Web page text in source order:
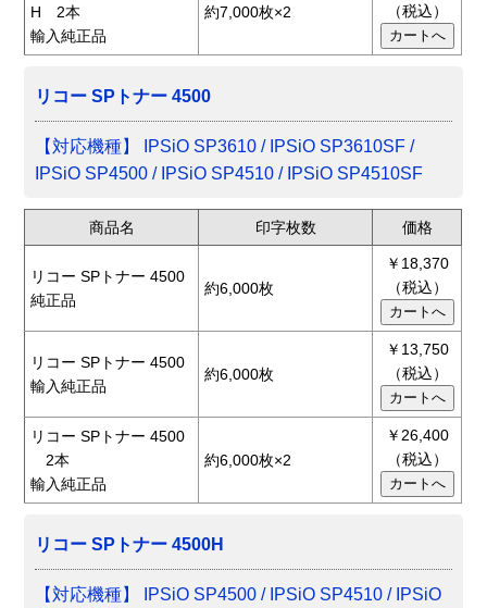
H 2本
輸入純正品
約7,000枚×2
（税込）
リコー SPトナー 4500
【対応機種】 IPSiO SP3610 / IPSiO SP3610SF /
IPSiO SP4500 / IPSiO SP4510 / IPSiO SP4510SF
商品名 印字枚数 価格
リコー SPトナー 4500
純正品
約6,000枚
￥18,370
（税込）
リコー SPトナー 4500
輸入純正品
約6,000枚
￥13,750
（税込）
リコー SPトナー 4500
2本
輸入純正品
約6,000枚×2
￥26,400
（税込）
リコー SPトナー 4500H
【対応機種】 IPSiO SP4500 / IPSiO SP4510 / IPSiO